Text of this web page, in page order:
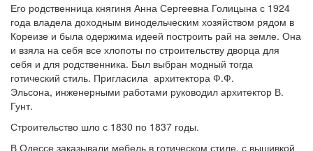
Его родственница княгиня Анна Сергеевна Голицына с 1924
года владела доходным винодельческим хозяйством рядом в
Кореизе и была одержима идеей построить рай на земле. Она
и взяла на себя все хлопоты по строительству дворца для
себя и для родственника. Был выбран модный тогда
готический стиль. Пригласила архитектора Ф.Ф.
Эльсона, инженерными работами руководил архитектор В.
Гунт.
Строительство шло с 1830 по 1837 годы.
В Одессе заказывали мебель в готическом стиле, с вышивкой